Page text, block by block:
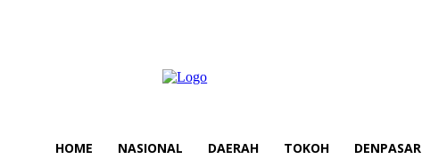
HOME NASIONAL DAERAH TOKOH DENPASAR